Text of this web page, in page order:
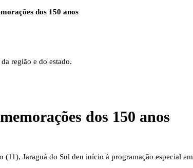
dos 150 anos
região e do estado.
dos 150 anos
Jaraguá do Sul deu início à programação especial